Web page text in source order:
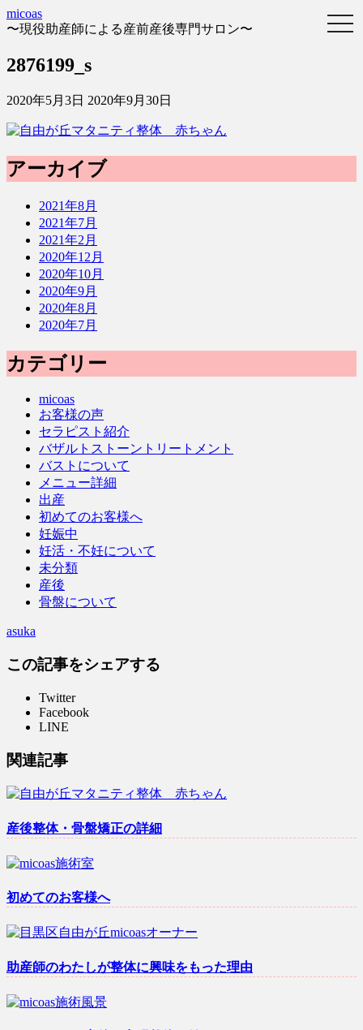
micoas
〜現役助産師による産前産後専門サロン〜
2876199_s
2020年5月3日 2020年9月30日
アーカイブ
2021年8月
2021年7月
2021年2月
2020年12月
2020年10月
2020年9月
2020年8月
2020年7月
カテゴリー
micoas
お客様の声
セラピスト紹介
バザルトストーントリートメント
バストについて
メニュー詳細
出産
初めてのお客様へ
妊娠中
妊活・不妊について
未分類
産後
骨盤について
asuka
この記事をシェアする
Twitter
Facebook
LINE
関連記事
産後整体・骨盤矯正の詳細
初めてのお客様へ
助産師のわたしが整体に興味をもった理由